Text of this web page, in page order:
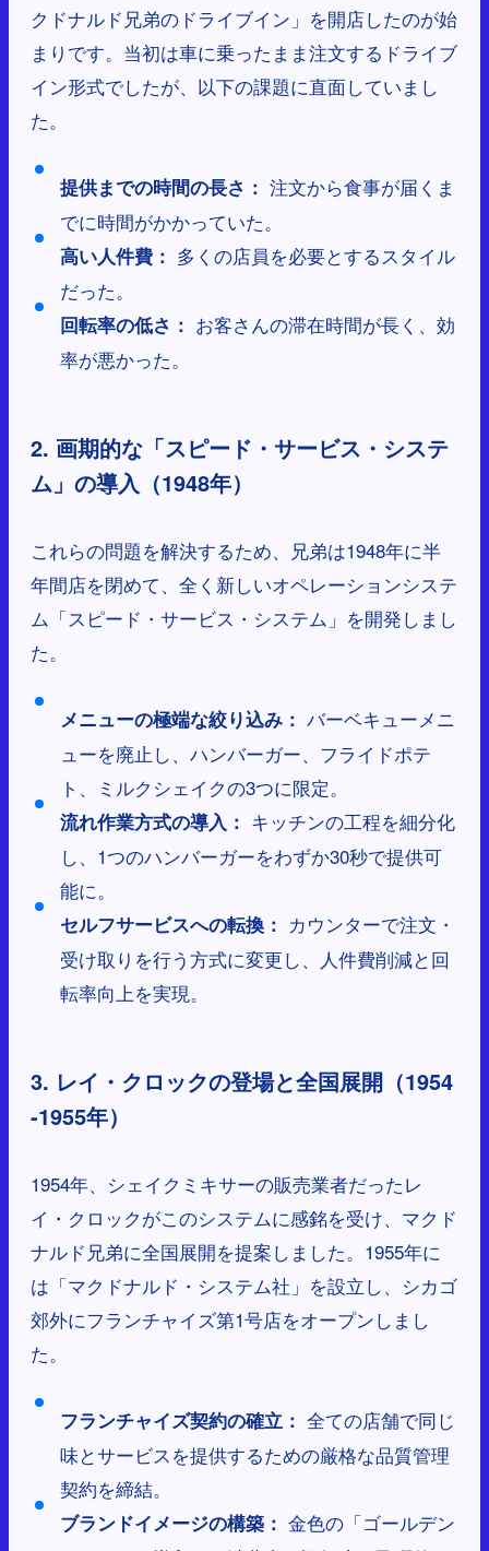
クドナルド兄弟のドライブイン」を開店したのが始
まりです。当初は車に乗ったまま注文するドライブ
イン形式でしたが、以下の課題に直面していまし
た。
提供までの時間の長さ： 注文から食事が届くま
でに時間がかかっていた。
高い人件費： 多くの店員を必要とするスタイル
だった。
回転率の低さ： お客さんの滞在時間が長く、効
率が悪かった。
2. 画期的な「スピード・サービス・システ
ム」の導入（1948年）
これらの問題を解決するため、兄弟は1948年に半
年間店を閉めて、全く新しいオペレーションシステ
ム「スピード・サービス・システム」を開発しまし
た。
メニューの極端な絞り込み： バーベキューメニ
ューを廃止し、ハンバーガー、フライドポテ
ト、ミルクシェイクの3つに限定。
流れ作業方式の導入： キッチンの工程を細分化
し、1つのハンバーガーをわずか30秒で提供可
能に。
セルフサービスへの転換： カウンターで注文・
受け取りを行う方式に変更し、人件費削減と回
転率向上を実現。
3. レイ・クロックの登場と全国展開（1954
-1955年）
1954年、シェイクミキサーの販売業者だったレ
イ・クロックがこのシステムに感銘を受け、マクド
ナルド兄弟に全国展開を提案しました。1955年に
は「マクドナルド・システム社」を設立し、シカゴ
郊外にフランチャイズ第1号店をオープンしまし
た。
フランチャイズ契約の確立： 全ての店舗で同じ
味とサービスを提供するための厳格な品質管理
契約を締結。
ブランドイメージの構築： 金色の「ゴールデン